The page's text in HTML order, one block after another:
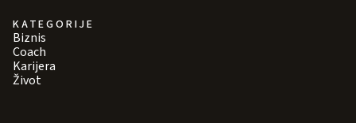
KATEGORIJE
Biznis
Coach
Karijera
Život